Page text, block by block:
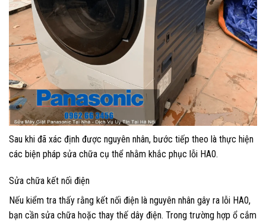
Sau khi đã xác định được nguyên nhân, bước tiếp theo là thực hiện
các biện pháp sửa chữa cụ thể nhằm khắc phục lỗi HA0.
Sửa chữa kết nối điện
Nếu kiểm tra thấy rằng kết nối điện là nguyên nhân gây ra lỗi HA0,
bạn cần sửa chữa hoặc thay thế dây điện. Trong trường hợp ổ cắm